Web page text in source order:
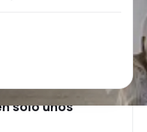
solo unos